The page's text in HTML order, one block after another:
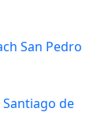
San Pedro
de